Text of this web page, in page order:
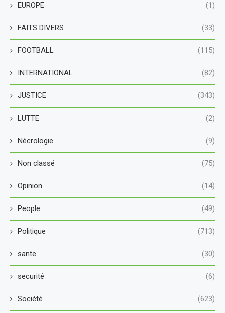
EUROPE (1)
FAITS DIVERS (33)
FOOTBALL (115)
INTERNATIONAL (82)
JUSTICE (343)
LUTTE (2)
Nécrologie (9)
Non classé (75)
Opinion (14)
People (49)
Politique (713)
sante (30)
securité (6)
Société (623)